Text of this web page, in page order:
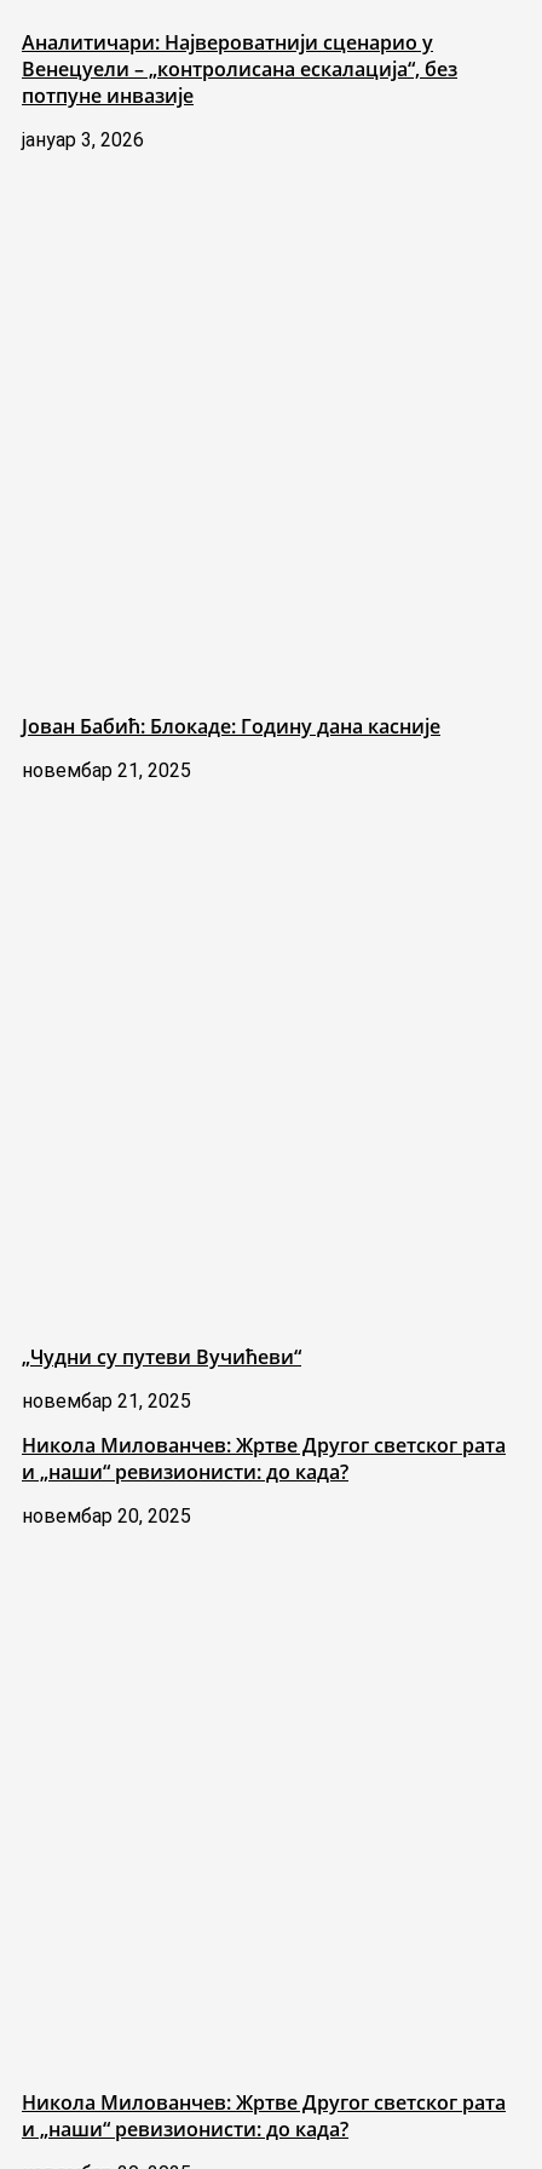
Аналитичари: Највероватнији сценарио у
Венецуели – „контролисана ескалација“, без
потпуне инвазије
јануар 3, 2026
Јован Бабић: Блокаде: Годину дана касније
новембар 21, 2025
„Чудни су путеви Вучићеви“
новембар 21, 2025
Никола Милованчев: Жртве Другог светског рата
и „наши“ ревизионисти: до када?
новембар 20, 2025
Никола Милованчев: Жртве Другог светског рата
и „наши“ ревизионисти: до када?